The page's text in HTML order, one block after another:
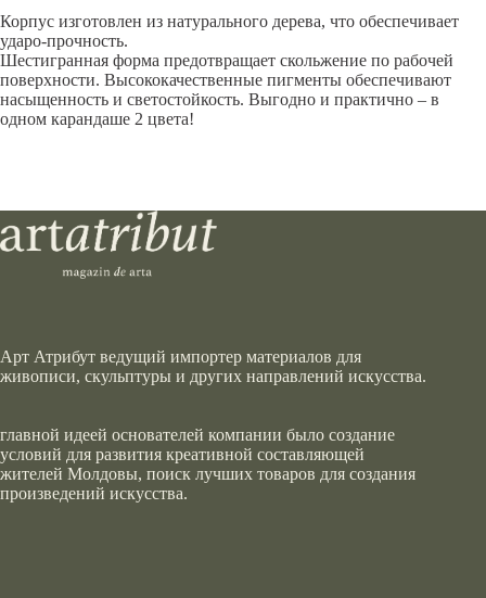
Корпус изготовлен из натурального дерева, что обеспечивает
ударo-прочность.
Шестигранная форма предотвращает скольжение по рабочей
поверхности. Высококачественные пигменты обеспечивают
насыщенность и светостойкость. Выгодно и практично – в
одном карандаше 2 цвета!
Арт Атрибут ведущий импортер материалов для
живописи, скульптуры и других направлений искусства.
главной идеей основателей компании было создание
условий для развития креативной составляющей
жителей Молдовы, поиск лучших товаров для создания
произведений искусства.